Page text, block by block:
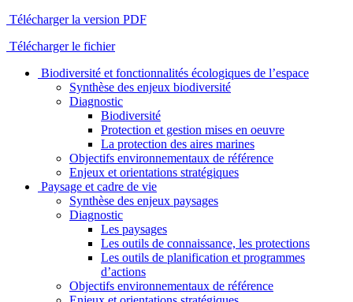
Télécharger la version PDF
Télécharger le fichier
Biodiversité et fonctionnalités écologiques de l’espace
Synthèse des enjeux biodiversité
Diagnostic
Biodiversité
Protection et gestion mises en oeuvre
La protection des aires marines
Objectifs environnementaux de référence
Enjeux et orientations stratégiques
Paysage et cadre de vie
Synthèse des enjeux paysages
Diagnostic
Les paysages
Les outils de connaissance, les protections
Les outils de planification et programmes
d’actions
Objectifs environnementaux de référence